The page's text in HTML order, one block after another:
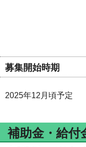
募集開始時期
2025年12月頃予定
補助金・給付